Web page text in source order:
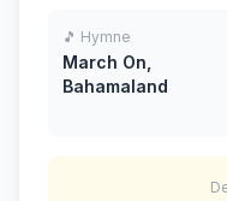
🎵 Hymne
March On,
Bahamaland